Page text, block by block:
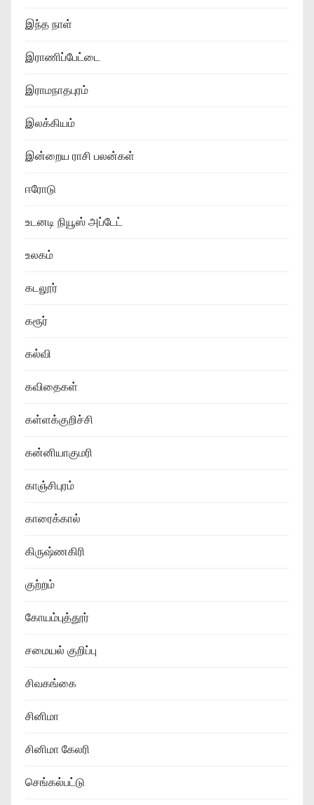
இந்த நாள்
இராணிப்பேட்டை
இராமநாதபுரம்
இலக்கியம்
இன்றைய ராசி பலன்கள்
ஈரோடு
உடனடி நியூஸ் அப்டேட்
உலகம்
கடலூர்
கரூர்
கல்வி
கவிதைகள்
கள்ளக்குறிச்சி
கன்னியாகுமரி
காஞ்சிபுரம்
காரைக்கால்
கிருஷ்ணகிரி
குற்றம்
கோயம்புத்தூர்
சமையல் குறிப்பு
சிவகங்கை
சினிமா
சினிமா கேலரி
செங்கல்பட்டு